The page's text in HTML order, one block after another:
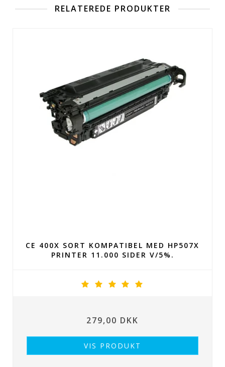
RELATEREDE PRODUKTER
CE 400X SORT KOMPATIBEL MED HP507X
PRINTER 11.000 SIDER V/5%.
279,00 DKK
VIS PRODUKT